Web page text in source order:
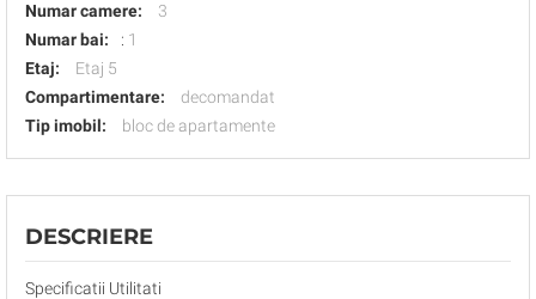
Numar camere:
3
Numar bai:
: 1
Etaj:
Etaj 5
Compartimentare:
decomandat
Tip imobil:
bloc de apartamente
DESCRIERE
Specificatii Utilitati